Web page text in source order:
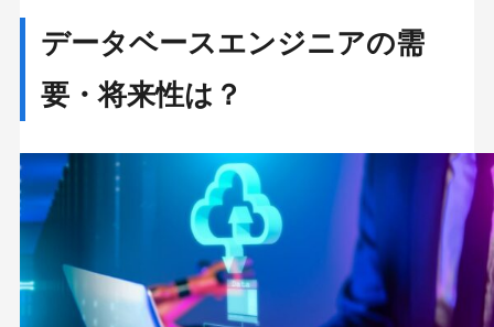
データベースエンジニアの需
要・将来性は？